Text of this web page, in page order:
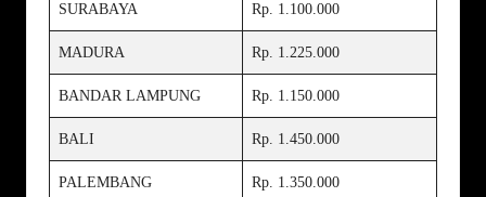
SURABAYA Rp. 1.100.000
MADURA Rp. 1.225.000
BANDAR LAMPUNG Rp. 1.150.000
BALI Rp. 1.450.000
PALEMBANG Rp. 1.350.000